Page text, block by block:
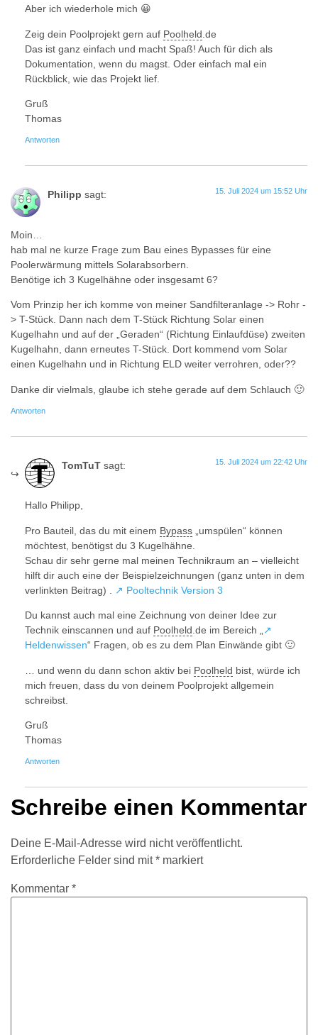
Aber ich wiederhole mich 😀
Zeig dein Poolprojekt gern auf Poolheld .de
Das ist ganz einfach und macht Spaß! Auch für dich als
Dokumentation, wenn du magst. Oder einfach mal ein
Rückblick, wie das Projekt lief.
Gruß
Thomas
Antworten
Philipp sagt: 15. Juli 2024 um 15:52 Uhr
Moin…
hab mal ne kurze Frage zum Bau eines Bypasses für eine
Poolerwärmung mittels Solarabsorbern.
Benötige ich 3 Kugelhähne oder insgesamt 6?
Vom Prinzip her ich komme von meiner Sandfilteranlage -> Rohr -
> T-Stück. Dann nach dem T-Stück Richtung Solar einen
Kugelhahn und auf der „Geraden“ (Richtung Einlaufdüse) zweiten
Kugelhahn, dann erneutes T-Stück. Dort kommend vom Solar
einen Kugelhahn und in Richtung ELD weiter verrohren, oder??
Danke dir vielmals, glaube ich stehe gerade auf dem Schlauch 🙂
Antworten
TomTuT sagt: 15. Juli 2024 um 22:42 Uhr
Hallo Philipp,
Pro Bauteil, das du mit einem Bypass „umspülen“ können
möchtest, benötigst du 3 Kugelhähne.
Schau dir sehr gerne mal meinen Technikraum an – vielleicht
hilft dir auch eine der Beispielzeichnungen (ganz unten in dem
verlinkten Beitrag) .
↗ Pooltechnik Version 3
Du kannst auch mal eine Zeichnung von deiner Idee zur
Technik einscannen und auf Poolheld.de im Bereich „↗
Heldenwissen“ Fragen, ob es zu dem Plan Einwände gibt 🙂
… und wenn du dann schon aktiv bei Poolheld bist, würde ich
mich freuen, dass du von deinem Poolprojekt allgemein
schreibst.
Gruß
Thomas
Antworten
Schreibe einen Kommentar
Deine E-Mail-Adresse wird nicht veröffentlicht.
Erforderliche Felder sind mit* markiert
Kommentar *